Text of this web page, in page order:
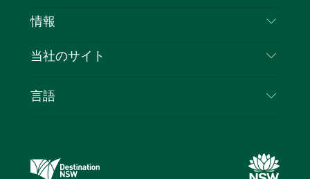
ッ
ト
クッキーに関する通知
目的地
イベント
情報
旅行情報
NSWでのビジネス
当社のサイト
言語